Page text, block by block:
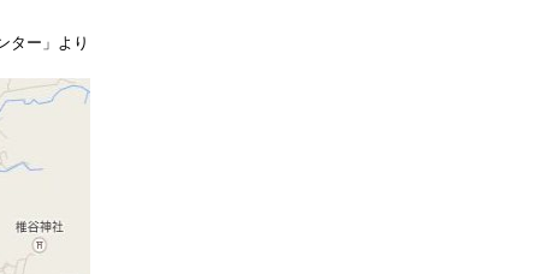
ター」より